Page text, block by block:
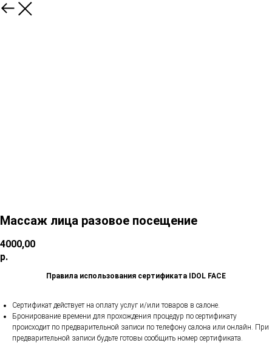
Массаж лица разовое посещение
4000,00
р.
Правила использования сертификата IDOL FACE
Сертификат действует на оплату услуг и/или товаров в салоне.
Бронирование времени для прохождения процедур по сертификату
происходит по предварительной записи по телефону салона или онлайн. При
предварительной записи будьте готовы сообщить номер сертификата.